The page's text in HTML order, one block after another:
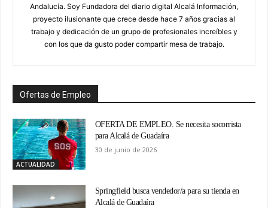
Andalucía. Soy Fundadora del diario digital Alcalá Información,
proyecto ilusionante que crece desde hace 7 años gracias al
trabajo y dedicación de un grupo de profesionales increíbles y
con los que da gusto poder compartir mesa de trabajo.
Ofertas de Empleo
ACTUALIDAD
OFERTA DE EMPLEO. Se necesita socorrista
para Alcalá de Guadaíra
30 de junio de 2026
Springfield busca vendedor/a para su tienda en
Alcalá de Guadaíra